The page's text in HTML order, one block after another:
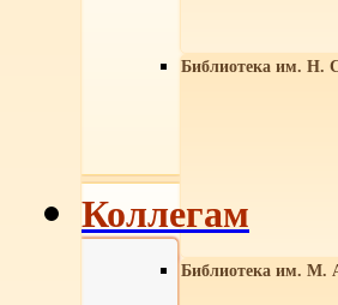
Библиотека им. Н.
Библиотека им. М.
Коллегам